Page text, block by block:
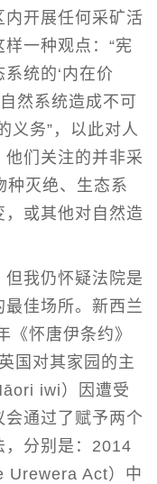
开展任何采矿活
一种观点：“宪
统的‘内在价
然系统造成不可
义务”，以此对人
们关注的并非采
种灭绝、生态系
或其他对自然造
我仍怀疑法院是
佳场所。新西兰
怀唐伊条约》
国对其家园的主
iwi）因遭受
通过了赋予两个
，分别是：2014
Urewera Act）中